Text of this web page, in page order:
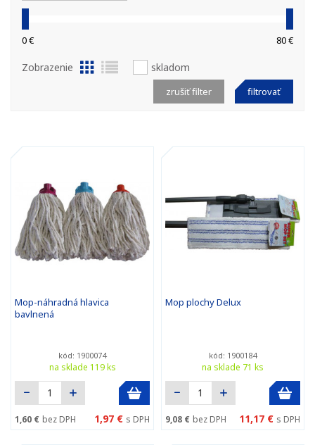
0 € 80 €
Zobrazenie skladom
filtrovať
zrušiť filter
Mop-náhradná hlavica
bavlnená
kód: 1900074
na sklade 119 ks
1,60 € bez DPH 1,97 € s DPH
Mop plochy Delux
kód: 1900184
na sklade 71 ks
9,08 € bez DPH 11,17 € s DPH